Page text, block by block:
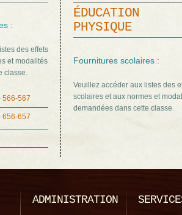
:
des effets
et modalités
classe.
566-567
656-657
ÉDUCATION
PHYSIQUE
Fournitures scolaires :
Veuillez accéder aux listes des
scolaires et aux normes et
demandées dans cette classe.
ADMINISTRATION